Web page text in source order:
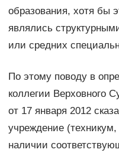
образования, хотя бы
являлись
или средних
По этому поводу в
коллегии
от 17 января 2012
учреждение
наличии